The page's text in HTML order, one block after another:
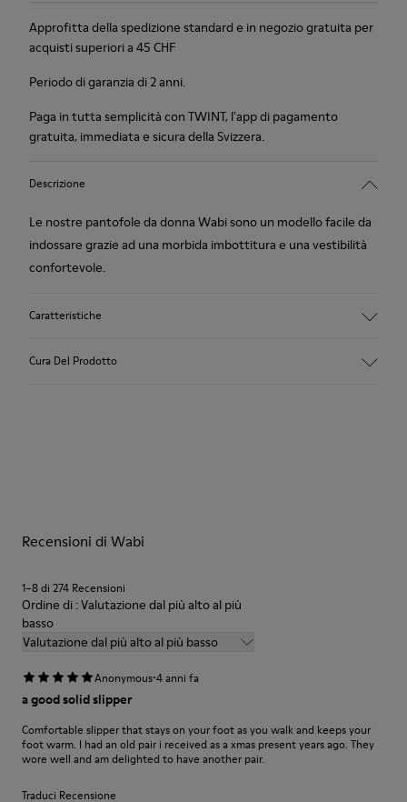
Approfitta della spedizione standard e in negozio gratuita per
acquisti superiori a 45 CHF
Periodo di garanzia di 2 anni.
Paga in tutta semplicità con TWINT, l'app di pagamento
gratuita, immediata e sicura della Svizzera.
Descrizione
Le nostre pantofole da donna Wabi sono un modello facile da
indossare grazie ad una morbida imbottitura e una vestibilità
confortevole.
Caratteristiche
Cura Del Prodotto
di scarpe, consulta la
Recensioni di Wabi
1–8 di 274 Recensioni
Ordine di : Valutazione dal più alto al più
basso
Valutazione dal più alto al più basso
Anonymous·4 anni fa
a good solid slipper
Comfortable slipper that stays on your foot as you walk and keeps your
foot warm. I had an old pair i received as a xmas present years ago. They
wore well and am delighted to have another pair.
Traduci Recensione